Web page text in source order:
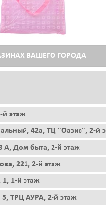
ВАШЕГО ГОРОДА
й этаж
42а, ТЦ "Оазис", 2-й
А, Дом быта, 2-й этаж
221, 2-й этаж
1, 1-й этаж
5, ТРЦ АУРА, 2-й этаж